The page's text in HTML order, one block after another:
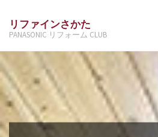
ン
ツ
へ
ス
キ
リファインさかた
PANASONIC リフォーム CLUB